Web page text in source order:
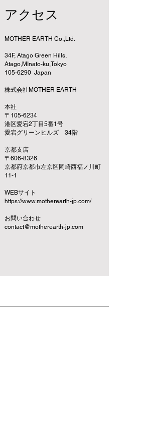
アクセス
MOTHER EARTH Co.,Ltd.
34F, Atago Green Hills,
Atago,MInato-ku,Tokyo
105-6290 Japan
株式会社MOTHER EARTH
​本社
〒105-6234
港区愛宕2丁目5番1号
愛宕グリーンヒルズ 34階
京都支店
〒606-8326
京都府京都市左京区岡崎西福ノ川町
11-1
​WEBサイト
https://www.motherearth-jp.com/
お問い合わせ
contact@motherearth-jp.com